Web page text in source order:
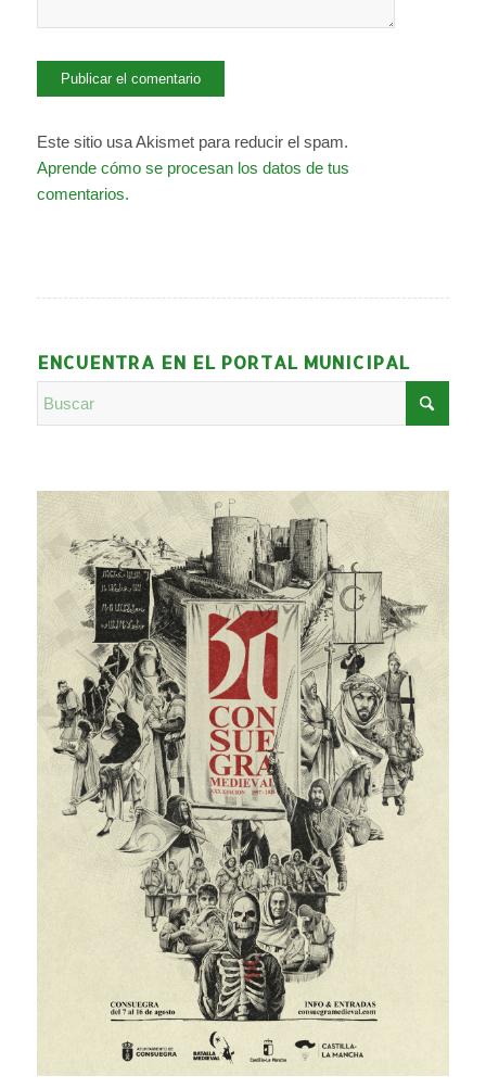
Este sitio usa Akismet para reducir el spam.
Aprende cómo se procesan los datos de tus
comentarios.
ENCUENTRA EN EL PORTAL MUNICIPAL